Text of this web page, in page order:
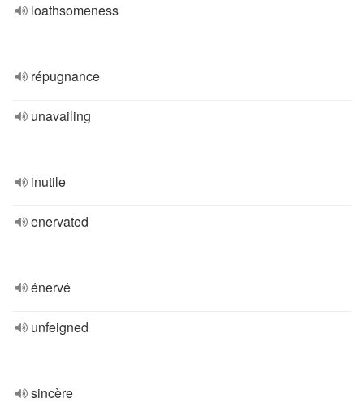
loathsomeness
répugnance
unavailing
inutile
enervated
énervé
unfeigned
sincère